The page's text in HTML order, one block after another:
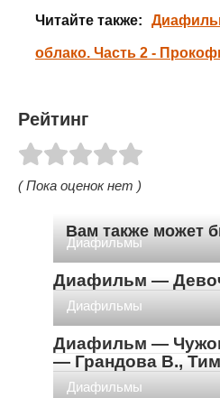
Читайте также:
облако. Часть 2 -
Рейтинг
( Пока оценок нет )
Вам также может
Диафильмы
Диафильм —
Диафильмы
Диафильм —
— Грандова В.,
Диафильмы